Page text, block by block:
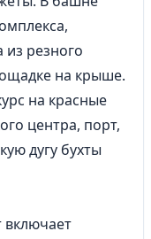
из резного
на крыше.
на красные
центра, порт,
дугу бухты
включает